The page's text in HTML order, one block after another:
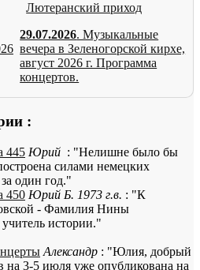
Лютеранский приход
29.07.2026. Музыкальные
вечера в Зеленогорской кирхе,
август 2026 г. Программа
концертов.
:
445 Юрий : "Нелишне было бы
силами немецких
один год."
450 Юрий Б. 1973 г.в. : "К
- Фамилия Нины
истории."
Александр : "Юлия, добрый
на 3-5 июля уже опубликована на